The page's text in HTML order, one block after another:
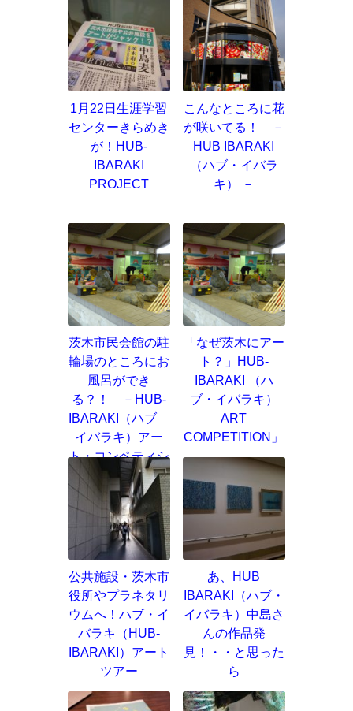
1月22日生涯学習
センターきらめき
が！HUB-
IBARAKI
PROJECT
こんなところに花
が咲いてる！ －
HUB IBARAKI
（ハブ・イバラ
キ） －
茨木市民会館の駐
輪場のところにお
風呂ができ
る？！ －HUB-
IBARAKI（ハブ
イバラキ）アー
ト・コンペティシ
ョン
「なぜ茨木にアー
ト？」HUB-
IBARAKI （ハ
ブ・イバラキ）
ART
COMPETITION」
公共施設・茨木市
役所やプラネタリ
ウムへ！ハブ・イ
バラキ（HUB-
IBARAKI）アート
ツアー
あ、HUB
IBARAKI（ハブ・
イバラキ）中島さ
んの作品発
見！・・と思った
ら